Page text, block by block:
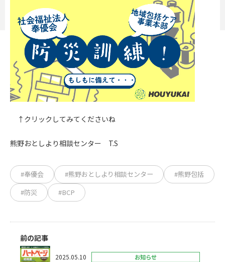
↑クリックしてみてくださいね
熊野おとしより相談センター T.S
#奉優会 #熊野おとしより相談センター
#熊野包括
#防災
#BCP
前の記事
2025.05.10 お知らせ